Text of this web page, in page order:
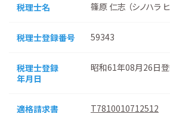
税理士名 篠原 仁志 （シノハラ ヒ
税理士登録番号 59343
税理士登録
年月日
昭和61年08月26日
適格請求書
T7810010712512